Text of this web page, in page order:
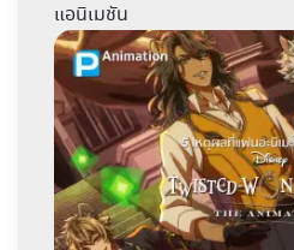
แอนิเมชัน